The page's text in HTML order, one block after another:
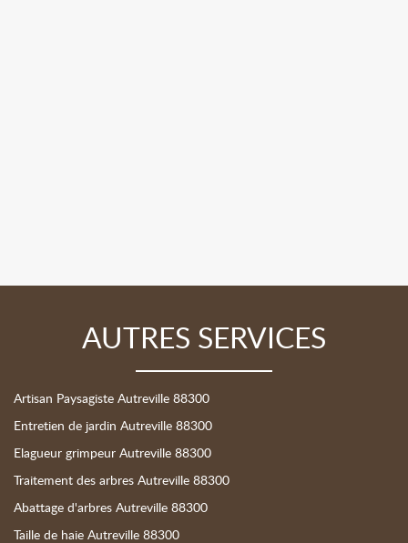
AUTRES SERVICES
Artisan Paysagiste Autreville 88300
Entretien de jardin Autreville 88300
Elagueur grimpeur Autreville 88300
Traitement des arbres Autreville 88300
Abattage d'arbres Autreville 88300
Taille de haie Autreville 88300